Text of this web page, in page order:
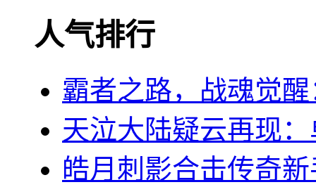
人气排行
霸者之路，战魂觉
天泣大陆疑云再现
皓月刺影合击传奇